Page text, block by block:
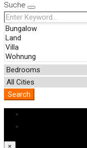
Suche
Search
×